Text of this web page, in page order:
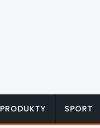
PRODUKTY SPORT